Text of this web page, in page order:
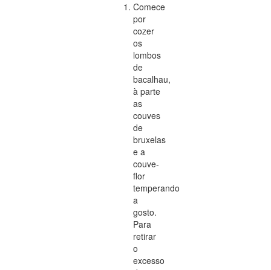
Comece
por
cozer
os
lombos
de
bacalhau,
à parte
as
couves
de
bruxelas
e a
couve-
flor
temperando
a
gosto.
Para
retirar
o
excesso